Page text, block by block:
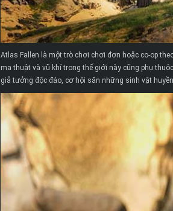
Atlas Fallen là một trò chơi chơi đơn hoặc co-op
ma thuật và vũ khí trong thế giới này cũng phụ
giả tưởng độc đáo, cơ hội săn những sinh vật